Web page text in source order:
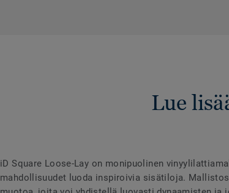
Lue
iD Square Loose-Lay on monipuolinen
mahdollisuudet luoda inspiroivia sisätiloja.